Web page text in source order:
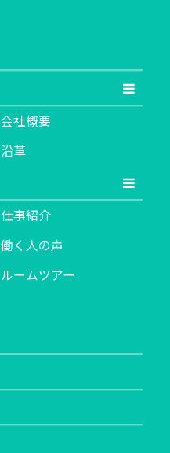
会社概要
沿革
仕事紹介
働く人の声
ルームツアー